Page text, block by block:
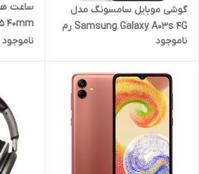
گوشی موبایل سامسونگ مدل
Samsung Galaxy A03s 4G رم
3 گیگابایت ظرفیت 32 گیگابایت
ناموجود
ساعت
ناموجود